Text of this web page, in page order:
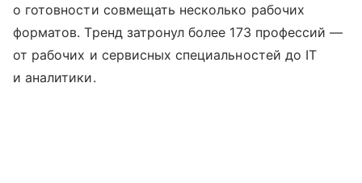
о готовности совмещать несколько рабочих
форматов. Тренд затронул более 173 профессий —
от рабочих и сервисных специальностей до IT
и аналитики.